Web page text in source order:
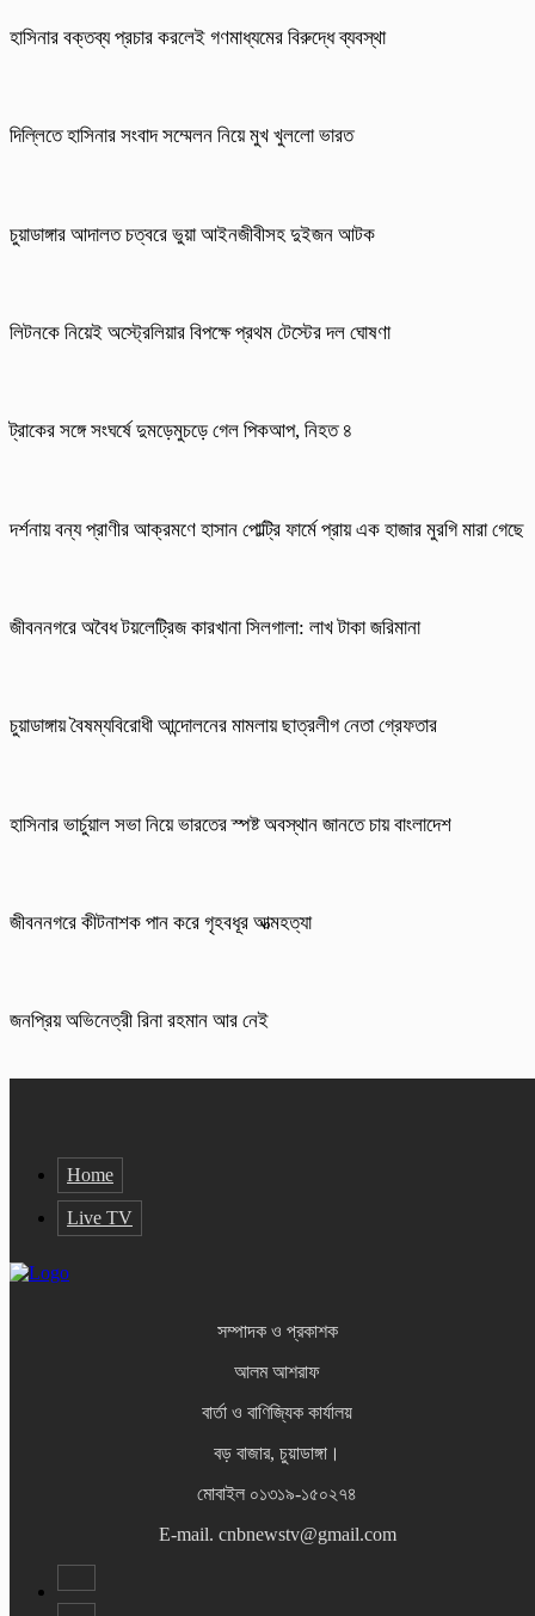
হাসিনার বক্তব্য প্রচার করলেই গণমাধ্যমের বিরুদ্ধে ব্যবস্থা
দিল্লিতে হাসিনার সংবাদ সম্মেলন নিয়ে মুখ খুললো ভারত
চুয়াডাঙ্গার আদালত চত্বরে ভুয়া আইনজীবীসহ দুইজন আটক
লিটনকে নিয়েই অস্ট্রেলিয়ার বিপক্ষে প্রথম টেস্টের দল ঘোষণা
ট্রাকের সঙ্গে সংঘর্ষে দুমড়েমুচড়ে গেল পিকআপ, নিহত ৪
দর্শনায় বন্য প্রাণীর আক্রমণে হাসান পোল্ট্রি ফার্মে প্রায় এক হাজার মুরগি মারা গেছে
জীবননগরে অবৈধ টয়লেট্রিজ কারখানা সিলগালা: লাখ টাকা জরিমানা
চুয়াডাঙ্গায় বৈষম্যবিরোধী আন্দোলনের মামলায় ছাত্রলীগ নেতা গ্রেফতার
হাসিনার ভার্চুয়াল সভা নিয়ে ভারতের স্পষ্ট অবস্থান জানতে চায় বাংলাদেশ
জীবননগরে কীটনাশক পান করে গৃহবধূর আত্মহত্যা
জনপ্রিয় অভিনেত্রী রিনা রহমান আর নেই
Home
Live TV
সম্পাদক ও প্রকাশক
আলম আশরাফ
বার্তা ও বাণিজ্যিক কার্যালয়
বড় বাজার, চুয়াডাঙ্গা।
মোবাইল ০১৩১৯-১৫০২৭৪
E-mail. cnbnewstv@gmail.com